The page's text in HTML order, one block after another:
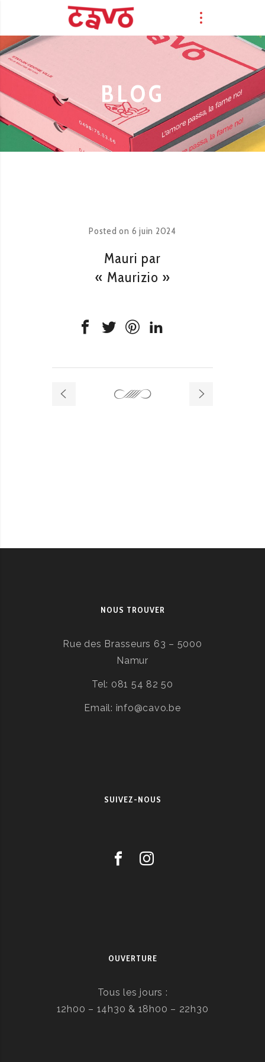
BLOG
Posted on 6 juin 2024
Mauri par
« Maurizio »
NOUS TROUVER
Rue des Brasseurs 63 – 5000
Namur
Tel: 081 54 82 50
Email: info@cavo.be
SUIVEZ-NOUS
OUVERTURE
Tous les jours :
12h00 – 14h30 & 18h00 – 22h30